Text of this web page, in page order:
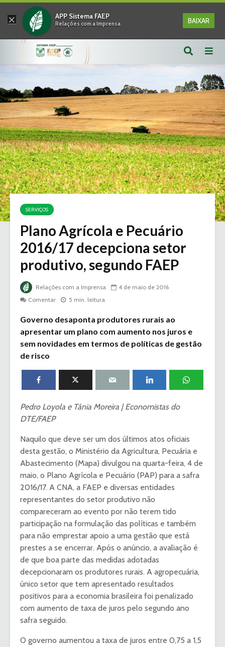
× APP Sistema FAEP
Relações com a Imprensa BAIXAR
SERVIÇOS
Plano Agrícola e Pecuário
2016/17 decepciona setor
produtivo, segundo FAEP
Relações com a Imprensa
4 de maio de 2016
Comentar
5 min. leitura
Governo desaponta produtores rurais ao
apresentar um plano com aumento nos juros e
sem novidades em termos de políticas de gestão
de risco
Pedro Loyola e Tânia Moreira | Economistas do
DTE/FAEP
Naquilo que deve ser um dos últimos atos oficiais
desta gestão, o Ministério da Agricultura, Pecuária e
Abastecimento (Mapa) divulgou na quarta-feira, 4 de
maio, o Plano Agrícola e Pecuário (PAP) para a safra
2016/17. A CNA, a FAEP e diversas entidades
representantes do setor produtivo não
compareceram ao evento por não terem tido
participação na formulação das políticas e também
para não emprestar apoio a uma gestão que está
prestes a se encerrar. Após o anúncio, a avaliação é
de que boa parte das medidas adotadas
decepcionaram os produtores rurais. A agropecuária,
único setor que tem apresentado resultados
positivos para a economia brasileira foi penalizado
com aumento de taxa de juros pelo segundo ano
safra seguido.
O governo aumentou a taxa de juros entre 0,75 a 1,5